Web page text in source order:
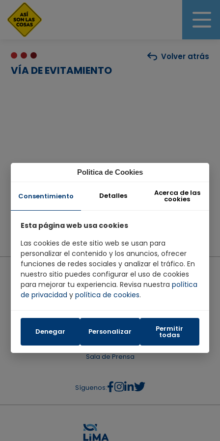
VÍA DE EVITAMIENTO
Volver atrás
Código de Ética
Código Anticorrupción
Política de Diversidad, Inclusión y Equidad
Sala de Prensa
Síguenos:
Politica de Cookies
Consentimiento Detalles Acerca de las
cookies
Esta página web usa cookies
Las cookies de este sitio web se usan para
personalizar el contenido y los anuncios, ofrecer
funciones de redes sociales y analizar el tráfico. En
nuestro sitio puedes configurar el uso de cookies
para mejorar tu experiencia. Revisa nuestrapolítica
de privacidadypolítica de cookies.
Denegar Personalizar Permitir
todas